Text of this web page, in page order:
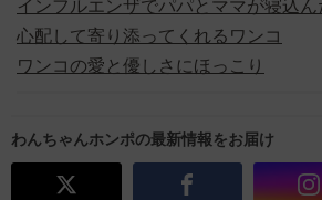
インフルエンザでパパとママが寝込
心配して寄り添ってくれるワンコ
ワンコの愛と優しさにほっこり
わんちゃんホンポの最新情報をお届け